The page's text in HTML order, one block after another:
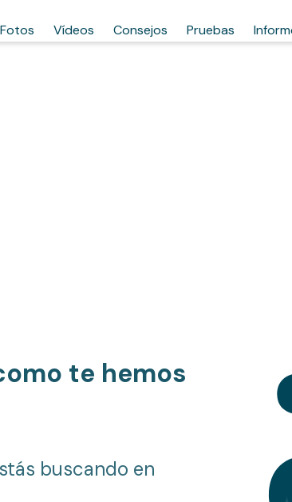
Fotos Vídeos Consejos Pruebas
te hemos
buscando en